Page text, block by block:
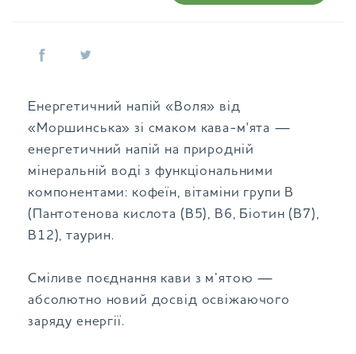
Енергетичний напій «Воля» від
«Моршинська» зі смаком кава-м'ята —
енергетичний напій на природній
мінеральній воді з функціональними
компонентами: кофеїн, вітаміни групи В
(Пантотенова кислота (В5), В6, Біотин (В7),
В12), таурин.
Сміливе поєднання кави з м’ятою —
абсолютно новий досвід освіжаючого
заряду енергії.